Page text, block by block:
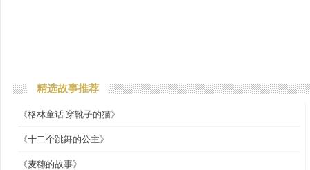
精选故事推荐
《格林童话 穿靴子的猫》
《十二个跳舞的公主》
《麦穗的故事》